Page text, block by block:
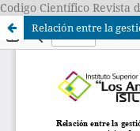
Codigo Científico Revista